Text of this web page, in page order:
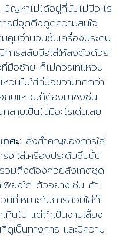
ปัญหาไม่ได้อยู่ที่มันไม่มีอะไร
รมีจุดดึงดูดความสนใจ
คุมจำนวนชิ้นเครื่องประดับ
ารสลับมือใส่ให้ลงตัวด้วย
มือซ้าย ก็ไม่ควรเทแหวน
นไปใส่ที่มือขวามากกว่า
กับแหวนก็ต้องมาชิงซีน
ายเป็นไม่มีอะไรเด่นเลย
ศะ: สิ่งสำคัญของการใส่
จะใส่เครื่องประดับชิ้นนั้น
วมถึงต้องคอยสังเกตชุด
พียงใด ตัวอย่างเช่น ถ้า
ที่เหมาะกับการสวมใส่ก็
กินไป แต่ถ้าเป็นงานเลี้ยง
เป็นทางการ และมีความ